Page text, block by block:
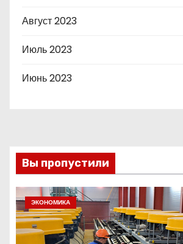
Август 2023
Июль 2023
Июнь 2023
Вы пропустили
ЭКОНОМИКА